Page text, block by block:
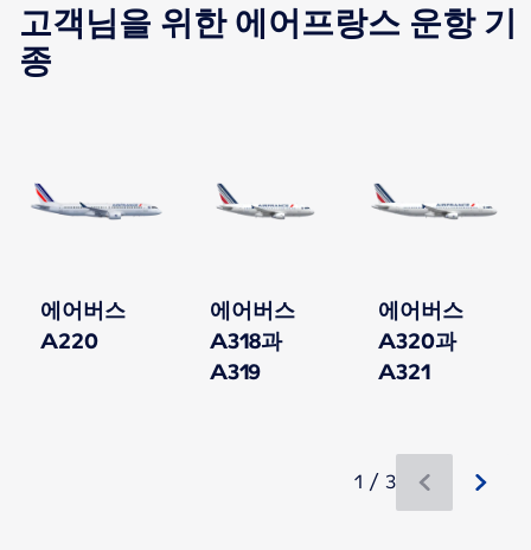
고객님을 위한 에어프랑스 운항 기
종
에어버스
A220
에어버스
A318과
A319
에어버스
A320과
A321
1 / 3